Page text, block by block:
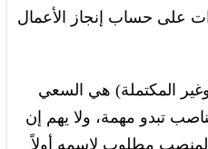
على حساب إنجاز الأعمال
المكتملة) هي السعي
تبدو مهمة، ولا يهم إن
مطلوب لاسمه أولاً